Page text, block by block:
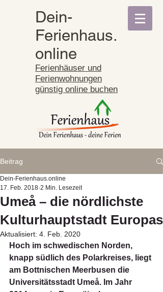
Dein-
Ferienhaus.
online
Ferienhäuser und
Ferienwohnungen
günstig online buchen
Beitrag
Umeå – die nördlichste
Kulturhauptstadt Europas
Dein-Ferienhaus.online
17. Feb. 2018 2 Min. Lesezeit
Aktualisiert: 4. Feb. 2020
Hoch im schwedischen Norden,
knapp südlich des Polarkreises, liegt
am Bottnischen Meerbusen die
Universitätsstadt Umeå. Im Jahr